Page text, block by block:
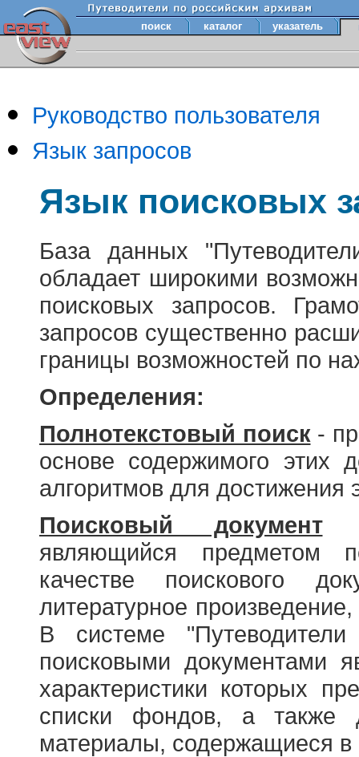
поиск каталог указатель
Руководство пользователя
Язык запросов
Язык поисковых
База данных
обладает широкими
поисковых запросов.
запросов существенно
границы возможностей по
Определения:
Полнотекстовый поиск-
основе содержимого этих
алгоритмов для достижения
Поисковый документ-
являющийся предметом
качестве поискового
литературное
В системе
поисковыми документами
характеристики которых
списки фондов, а также
материалы, содержащиеся в